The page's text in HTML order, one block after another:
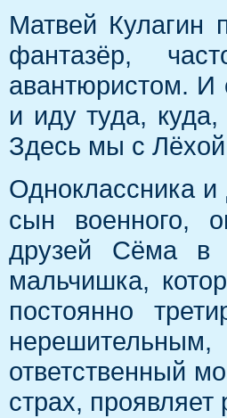
Матвей Кулагин
фантазёр,
авантюристом. И
и иду туда,
Здесь мы с
Одноклассника
сын военного,
друзей Сёма в
мальчишка,
постоянно
ответственный
страх, проявляет